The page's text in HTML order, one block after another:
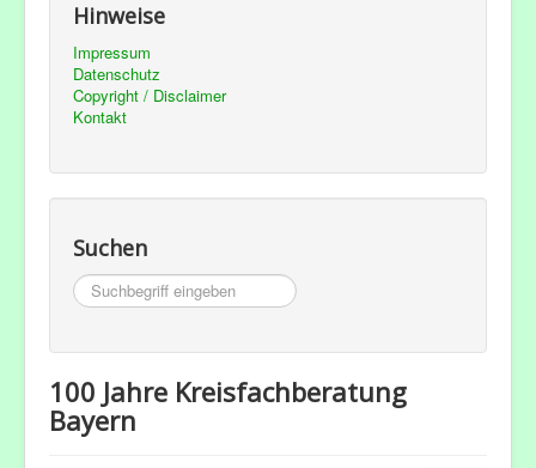
Hinweise
Impressum
Datenschutz
Copyright / Disclaimer
Kontakt
Suchen
Suchbegriff
eingeben
100 Jahre Kreisfachberatung
Bayern